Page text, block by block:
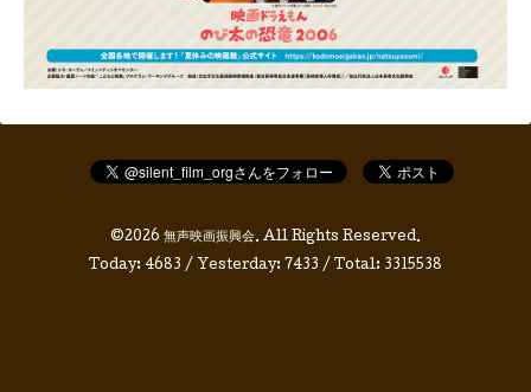
©2026 無声映画振興会. All Rights Reserved.
Today: 4683 / Yesterday: 7433 / Total: 3315538